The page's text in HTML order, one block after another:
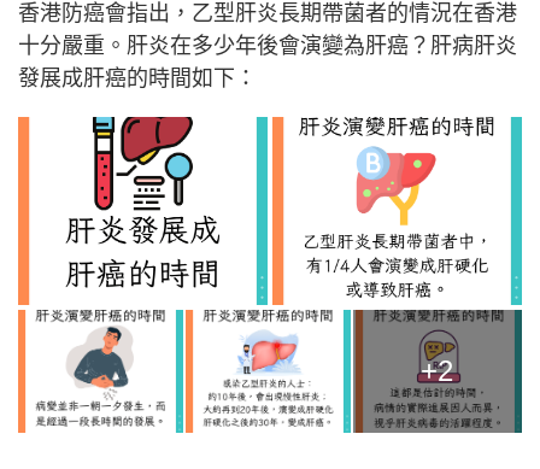
香港防癌會指出，乙型肝炎長期帶菌者的情況在香港
十分嚴重。肝炎在多少年後會演變為肝癌？肝病肝炎
發展成肝癌的時間如下：
+2